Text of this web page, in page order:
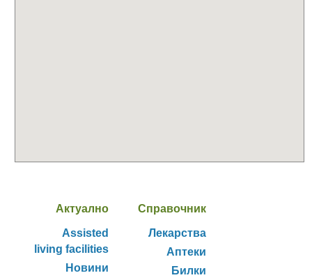
Актуално
Assisted
living facilities
Новини
Справочник
Лекарства
Аптеки
Билки